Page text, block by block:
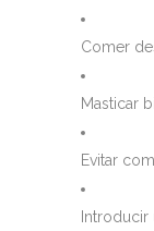
Comer
Masticar
Evitar